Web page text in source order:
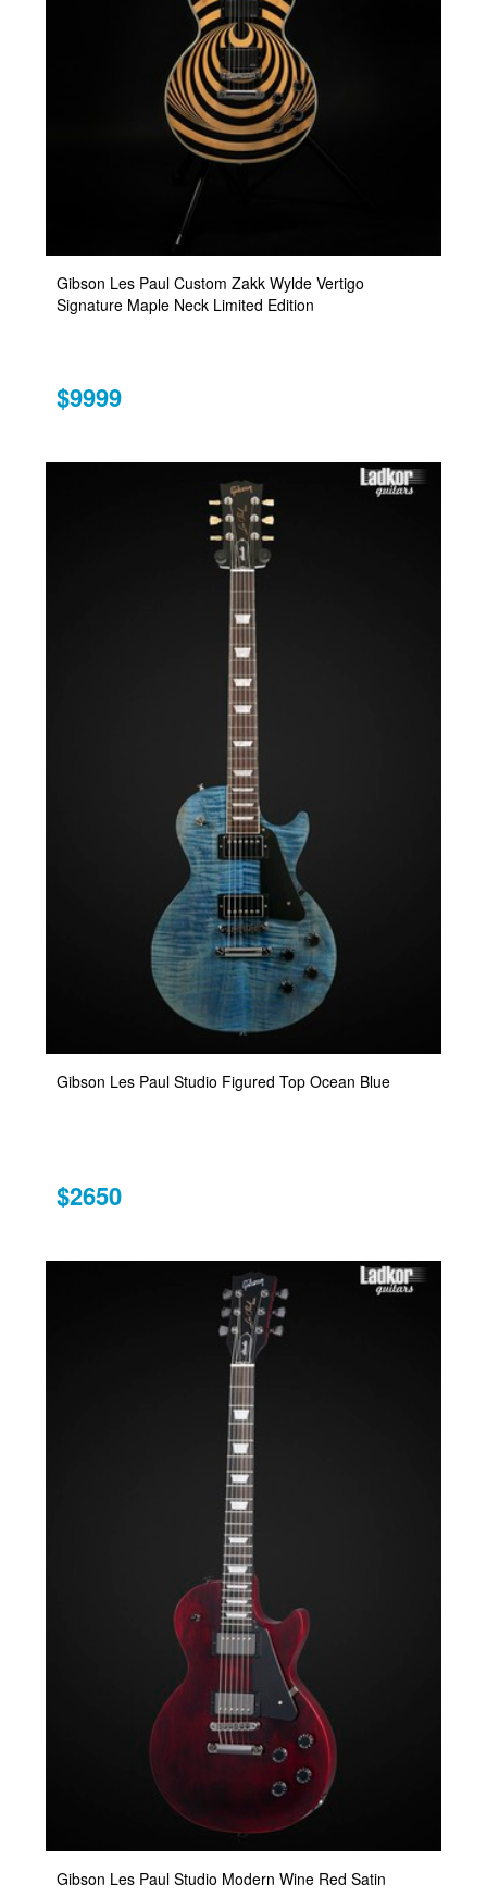
Gibson Les Paul Custom Zakk Wylde Vertigo
Signature Maple Neck Limited Edition
$9999
Gibson Les Paul Studio Figured Top Ocean Blue
$2650
Gibson Les Paul Studio Modern Wine Red Satin